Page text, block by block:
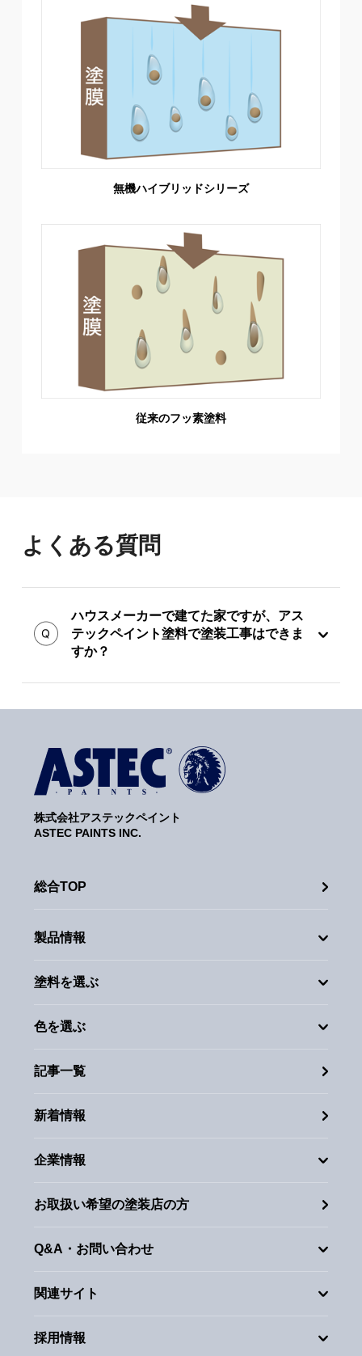
無機ハイブリッドシリーズ
従来のフッ素塗料
よくある質問
ハウスメーカーで建てた家ですが、アス
テックペイント塗料で塗装工事はできま
すか？
株式会社アステックペイント
ASTEC PAINTS INC.
総合TOP
製品情報
塗料を選ぶ
色を選ぶ
記事一覧
新着情報
企業情報
お取扱い希望の塗装店の方
Q&A・お問い合わせ
関連サイト
採用情報